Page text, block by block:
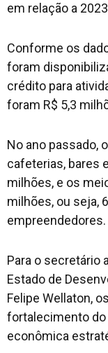
em relação a
Conforme os
foram
crédito para
foram R$ 5,3
No ano passado,
cafeterias, bares
milhões, e os
milhões, ou seja,
empreendedores.
Para o secretário
Estado de
Felipe Wellaton,
fortalecimento
econômica